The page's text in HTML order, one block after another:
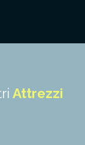
Attrezzi